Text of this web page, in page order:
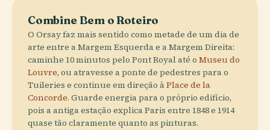
Combine Bem o Roteiro
O Orsay faz mais sentido como metade de um dia de
arte entre a Margem Esquerda e a Margem Direita:
caminhe 10 minutos pelo Pont Royal até o Museu do
Louvre, ou atravesse a ponte de pedestres para o
Tuileries e continue em direção àPlace de la
Concorde. Guarde energia para o próprio edifício,
pois a antiga estação explica Paris entre 1848 e 1914
quase tão claramente quanto as pinturas.